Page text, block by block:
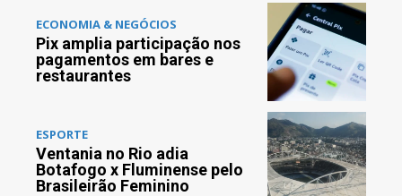
ECONOMIA & NEGÓCIOS
Pix amplia participação nos
pagamentos em bares e
restaurantes
ESPORTE
Ventania no Rio adia
Botafogo x Fluminense pelo
Brasileirão Feminino